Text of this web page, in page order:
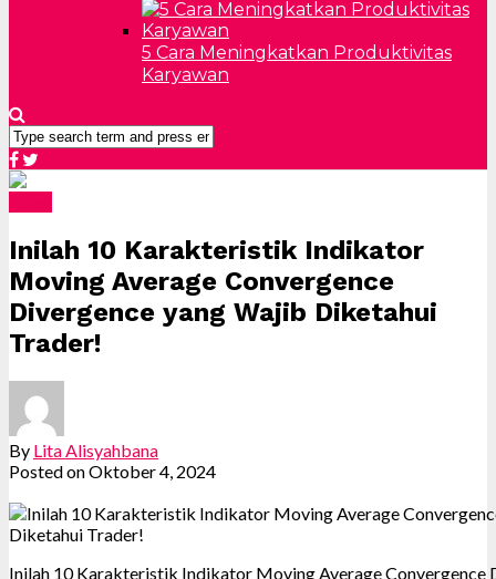
5 Cara Meningkatkan Produktivitas
Karyawan
Inilah 10 Karakteristik Indikator
Moving Average Convergence
Divergence yang Wajib Diketahui
Trader!
By Lita Alisyahbana
Posted onOktober 4, 2024
Inilah 10 Karakteristik Indikator Moving Average Convergence